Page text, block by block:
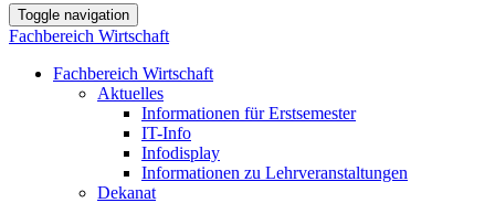
Toggle navigation
Fachbereich Wirtschaft
Fachbereich Wirtschaft
Aktuelles
Informationen für Erstsemester
IT-Info
Infodisplay
Informationen zu Lehrveranstaltungen
Dekanat